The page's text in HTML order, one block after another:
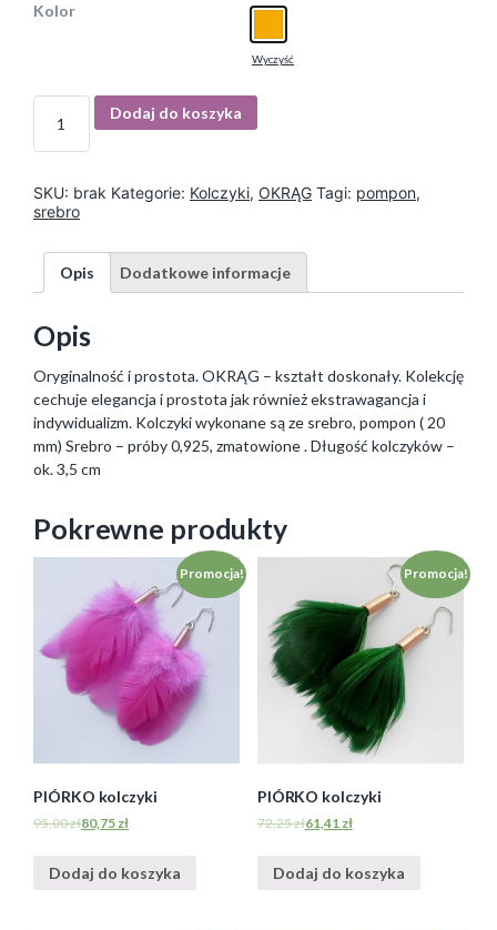
Kolor
Wyczyść
I
ś
Dodaj do koszyka
SKU: brak Kategorie: Kolczyki, OKRĄG Tagi: pompon,
srebro
Opis Dodatkowe informacje
Opis
Oryginalność i prostota. OKRĄG – kształt doskonały. Kolekcję
cechuje elegancja i prostota jak również ekstrawagancja i
indywidualizm. Kolczyki wykonane są ze srebro, pompon ( 20
mm) Srebro – próby 0,925, zmatowione . Długość kolczyków –
ok. 3,5 cm
Pokrewne produkty
Promocja!
PIÓRKO kolczyki
95,00zł80,75 zł
Dodaj do koszyka
Promocja!
PIÓRKO kolczyki
72,25zł61,41 zł
Dodaj do koszyka